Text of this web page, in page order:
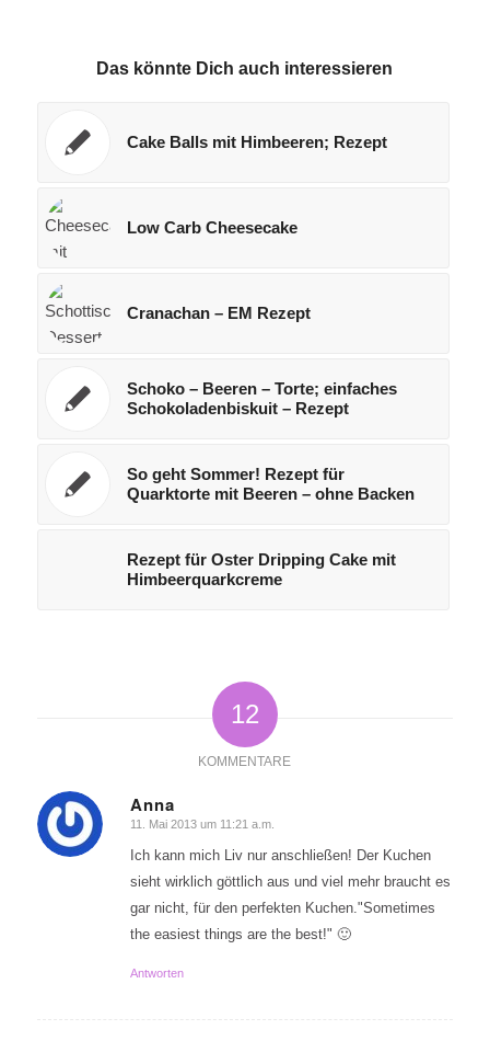
Das könnte Dich auch interessieren
Cake Balls mit Himbeeren; Rezept
Low Carb Cheesecake
Cranachan – EM Rezept
Schoko – Beeren – Torte; einfaches
Schokoladenbiskuit – Rezept
So geht Sommer! Rezept für
Quarktorte mit Beeren – ohne Backen
Rezept für Oster Dripping Cake mit
Himbeerquarkcreme
12
KOMMENTARE
Anna
sagte:
11. Mai 2013 um 11:21 a.m.
Ich kann mich Liv nur anschließen! Der Kuchen
sieht wirklich göttlich aus und viel mehr braucht es
gar nicht, für den perfekten Kuchen."Sometimes
the easiest things are the best!" 🙂
Antworten